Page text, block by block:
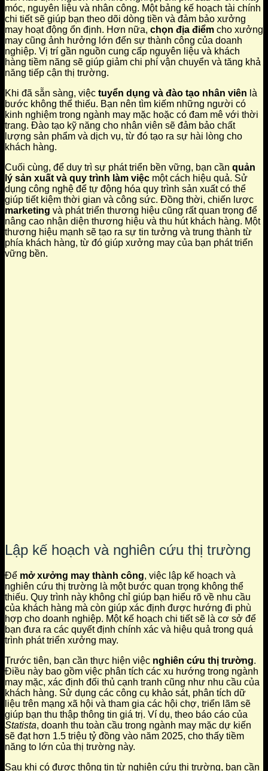
móc, nguyên liệu và nhân công. Một bảng kế hoạch tài chính
chi tiết sẽ giúp bạn theo dõi dòng tiền và đảm bảo xưởng
may hoạt động ổn định. Hơn nữa, chọn địa điểm cho xưởng
may cũng ảnh hưởng lớn đến sự thành công của doanh
nghiệp. Vị trí gần nguồn cung cấp nguyên liệu và khách
hàng tiềm năng sẽ giúp giảm chi phí vận chuyển và tăng khả
năng tiếp cận thị trường.
Khi đã sẵn sàng, việc tuyển dụng và đào tạo nhân viên là
bước không thể thiếu. Bạn nên tìm kiếm những người có
kinh nghiệm trong ngành may mặc hoặc có đam mê với thời
trang. Đào tạo kỹ năng cho nhân viên sẽ đảm bảo chất
lượng sản phẩm và dịch vụ, từ đó tạo ra sự hài lòng cho
khách hàng.
Cuối cùng, để duy trì sự phát triển bền vững, bạn cần quản
lý sản xuất và quy trình làm việc một cách hiệu quả. Sử
dụng công nghệ để tự động hóa quy trình sản xuất có thể
giúp tiết kiệm thời gian và công sức. Đồng thời, chiến lược
marketing và phát triển thương hiệu cũng rất quan trọng để
nâng cao nhận diện thương hiệu và thu hút khách hàng. Một
thương hiệu mạnh sẽ tạo ra sự tin tưởng và trung thành từ
phía khách hàng, từ đó giúp xưởng may của bạn phát triển
vững bền.
Lập kế hoạch và nghiên cứu thị trường
Để mở xưởng may thành công, việc lập kế hoạch và
nghiên cứu thị trường là một bước quan trọng không thể
thiếu. Quy trình này không chỉ giúp bạn hiểu rõ về nhu cầu
của khách hàng mà còn giúp xác định được hướng đi phù
hợp cho doanh nghiệp. Một kế hoạch chi tiết sẽ là cơ sở để
bạn đưa ra các quyết định chính xác và hiệu quả trong quá
trình phát triển xưởng may.
Trước tiên, bạn cần thực hiện việc nghiên cứu thị trường.
Điều này bao gồm việc phân tích các xu hướng trong ngành
may mặc, xác định đối thủ cạnh tranh cũng như nhu cầu của
khách hàng. Sử dụng các công cụ khảo sát, phân tích dữ
liệu trên mạng xã hội và tham gia các hội chợ, triển lãm sẽ
giúp bạn thu thập thông tin giá trị. Ví dụ, theo báo cáo của
Statista, doanh thu toàn cầu trong ngành may mặc dự kiến
sẽ đạt hơn 1.5 triệu tỷ đồng vào năm 2025, cho thấy tiềm
năng to lớn của thị trường này.
Sau khi có được thông tin từ nghiên cứu thị trường, bạn cần